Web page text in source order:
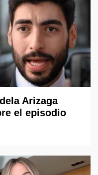
Arizaga
el episodio